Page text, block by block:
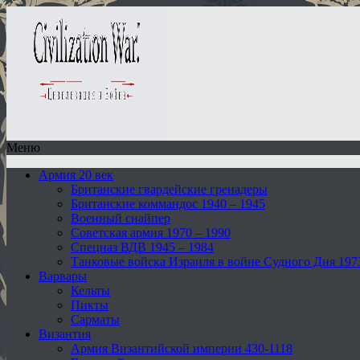
Меню
Армия 20 век
Британские гвардейские гренадеры
Британские коммандос 1940 – 1945
Военный снайпер
Советская армия 1970 – 1990
Спецназ ВДВ 1945 – 1984
Танковые войска Израиля в войне Судного Дня
Варвары
Кельты
Пикты
Сарматы
Византия
Армия Византийской империи 430-1118